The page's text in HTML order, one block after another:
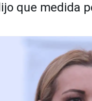
que medida